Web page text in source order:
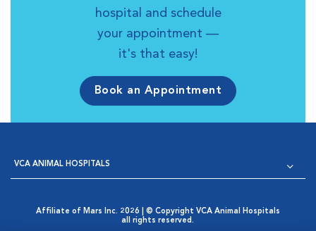
hospital and schedule
your appointment —
it's that easy!
Book an Appointment
VCA ANIMAL HOSPITALS
Affiliate of Mars Inc. 2026 | © Copyright VCA Animal Hospitals
all rights reserved.